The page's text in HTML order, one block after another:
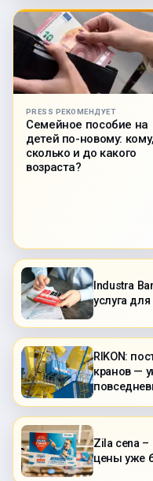
PRESS РЕКОМЕНДУЕТ
Семейное пособие на
детей по-новому: кому,
сколько и до какого
возраста?
Industra
услуга
RIKON:
кранов —
Zila cena –
цены уже